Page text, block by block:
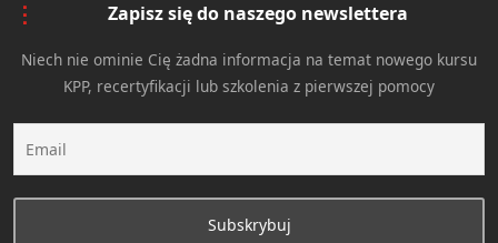
Zapisz się do naszego newslettera
Niech nie ominie Cię żadna informacja na temat nowego kursu
KPP, recertyfikacji lub szkolenia z pierwszej pomocy